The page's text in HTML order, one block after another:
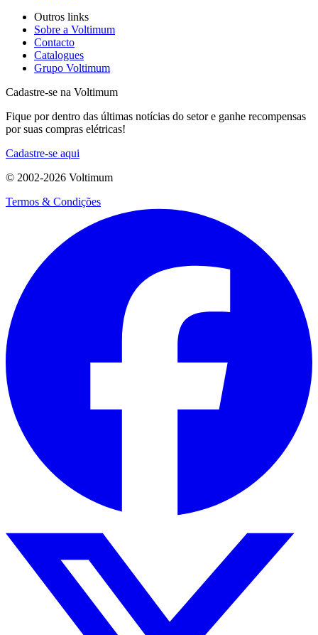
Outros links
Sobre a Voltimum
Contacto
Catalogues
Grupo Voltimum
Cadastre-se na Voltimum
Fique por dentro das últimas notícias do setor e ganhe recompensas
por suas compras elétricas!
Cadastre-se aqui
© 2002-2026 Voltimum
Termos & Condições